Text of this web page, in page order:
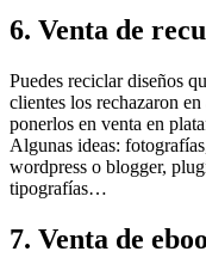
6. Venta de
Puedes reciclar diseños
clientes los rechazaron
ponerlos en venta en
Algunas ideas:
wordpress o blogger,
tipografías…
7. Venta de